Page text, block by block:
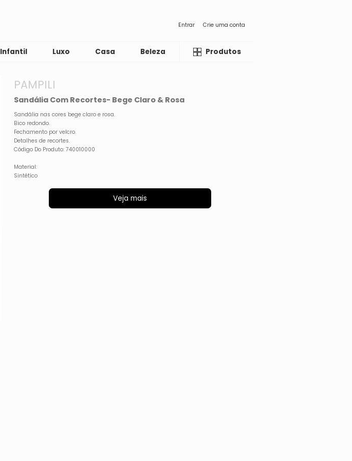
Entrar Crie uma conta
Infantil Luxo Casa Beleza LiquidaProdutos
PAMPILI
Sandália Com Recortes- Bege Claro & Rosa
Sandália nas cores bege claro e rosa.
Bico redondo.
Fechamento por velcro.
Detalhes de recortes.
Código Do Produto: 740010000
Material:
Sintético
Veja mais